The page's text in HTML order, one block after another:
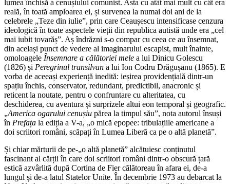
lumea închisă a cenușiului comunist. Asta cu atât mai mult cu cât era
reală, în toată amploarea ei, și survenea la numai doi ani de la
celebrele „Teze din iulie”, prin care Ceaușescu intensificase cenzura
ideologică în toate aspectele vieții din republica autistă unde era „cel
mai iubit tovarăș”. Aș îndrăzni s-o compar cu ceea ce au însemnat,
din același punct de vedere al imaginarului escapist, mult înainte,
omoloagele Însemnare a călătoriei mele a lui Dinicu Golescu
(1826) și Peregrinul transilvan a lui Ion Codru Drăgușanu (1865). E
vorba de aceeași experiență inedită: ieșirea providențială dintr-un
spațiu închis, conservator, redundant, predictibil, anacronic și
reticent la noutate, pentru o confruntare cu alteritatea, cu
deschiderea, cu aventura și surprizele altui eon temporal și geografic.
„America ogarului cenușiu părea la timpul său”, nota autorul însuși
în Prefața la ediția a V-a, „o mică epopee: tribulațiile americane a
doi scriitori români, scăpați în Lumea Liberă ca pe o altă planetă”.
Și chiar mărturii de pe-„o altă planetă” alcătuiesc conținutul
fascinant al cărții în care doi scriitori români dintr-o obscură țară
estică azvârlită după Cortina de Fier călătoreau în afara ei, de-a
lungul și de-a latul Statelor Unite. În decembrie 1973 au debarcat la